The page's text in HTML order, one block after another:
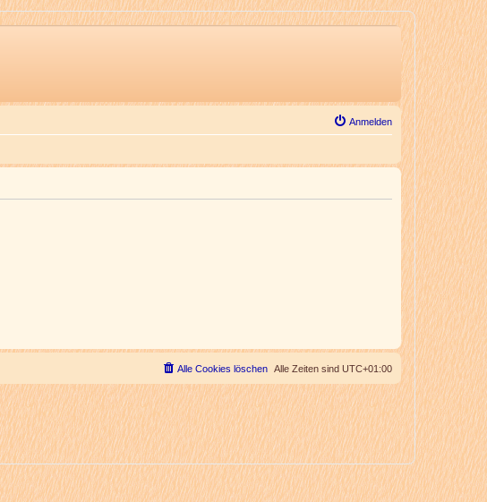
Anmelden
Alle Zeiten sind UTC+01:00
Alle Cookies löschen